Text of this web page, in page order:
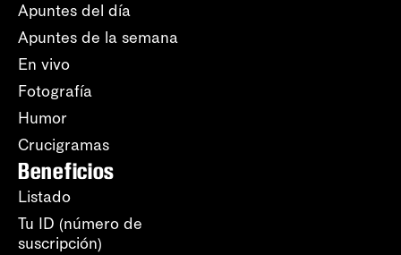
Apuntes del día
Apuntes de la semana
En vivo
Fotografía
Humor
Crucigramas
Beneficios
Listado
Tu ID (número de
suscripción)